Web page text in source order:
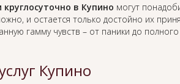
круглосуточно в Купино могут
и остается только достойно их
гамму чувств – от паники до
Купино